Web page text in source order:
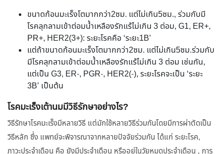
ขนาดก้อนมะเร็งโตมากกว่า2ซม. แต่ไม่เกิน5ซม., ร่วมกับมี
โรคลุกลามเข้าต่อมน้ำเหลืองรักแร้ไม่เกิน 3 ต่อม, G1, ER+,
PR+, HER2(3+): ระยะโรคคือ ‘ระยะ1B’
แต่ถ้าขนาดก้อนมะเร็งโตมากกว่า2ซม. แต่ไม่เกิน5ซม.ร่วมกับ
มีโรคลุกลามเข้าต่อมน้ำเหลืองรักแร้ไม่เกิน 3 ต่อม เช่นกัน,
แต่เป็น G3, ER-, PGR-, HER2(-), ระยะโรคจะเป็น ‘ระยะ
3B’ เป็นต้น
โรคมะเร็งเต้านมมีวิธีรักษาอย่างไร?
วิธีรักษาโรคมะเร็งมีหลายวิธี แต่มักใช้หลายวิธีร่วมกันโดยมีการผ่าตัดเป็น
วิธีหลัก ซึ่ง แพทย์จะพิจารณาจากหลายปัจจัยร่วมกัน ได้แก่ ระยะโรค,
ภาวะประจำเดือน คือ ยังมีประจำเดือน หรืออยู่ในวัยหมดประจำเดือน , การ